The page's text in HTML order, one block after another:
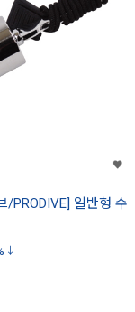
/PRODIVE] 일반형 수